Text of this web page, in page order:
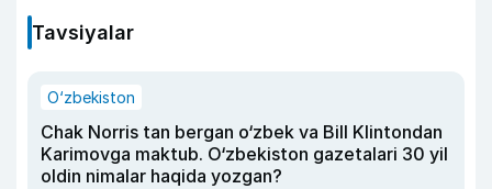
Tavsiyalar
O‘zbekiston
Chak Norris tan bergan o‘zbek va Bill Klintondan
Karimovga maktub. O‘zbekiston gazetalari 30 yil
oldin nimalar haqida yozgan?